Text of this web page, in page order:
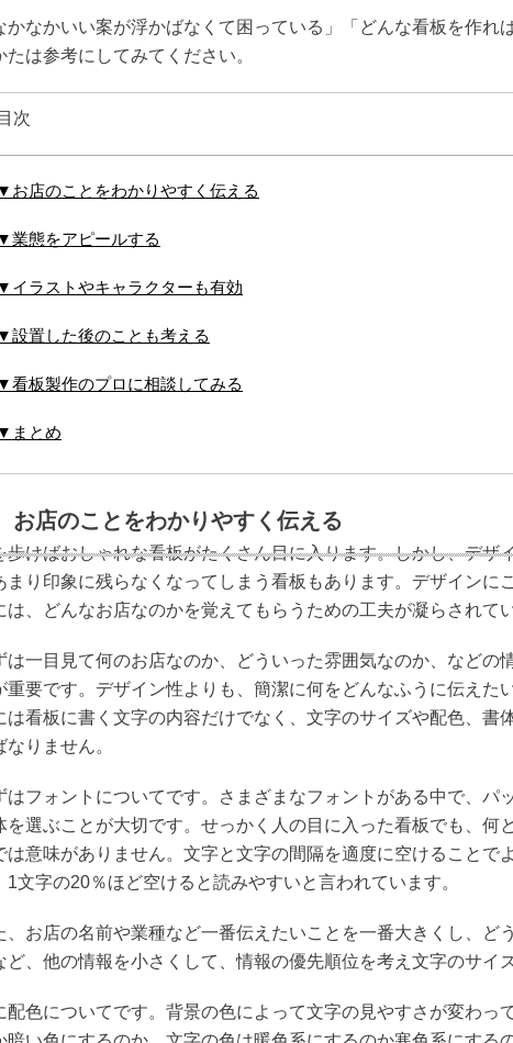
かなかいい案が浮かばなくて困っている」「どんな看板を作れ
たは参考にしてみてください。
目次
▼お店のことをわかりやすく伝える
▼業態をアピールする
▼イラストやキャラクターも有効
▼設置した後のことも考える
▼看板製作のプロに相談してみる
▼まとめ
お店のことをわかりやすく伝える
歩けばおしゃれな看板がたくさん目に入ります。しかし、デザ
まり印象に残らなくなってしまう看板もあります。デザインに
は、どんなお店なのかを覚えてもらうための工夫が凝らされて
は一目見て何のお店なのか、どういった雰囲気なのか、などの
重要です。デザイン性よりも、簡潔に何をどんなふうに伝えた
は看板に書く文字の内容だけでなく、文字のサイズや配色、書
なりません。
はフォントについてです。さまざまなフォントがある中で、パ
を選ぶことが大切です。せっかく人の目に入った看板でも、何
は意味がありません。文字と文字の間隔を適度に空けることで
1文字の20％ほど空けると読みやすいと言われています。
、お店の名前や業種など一番伝えたいことを一番大きくし、ど
ど、他の情報を小さくして、情報の優先順位を考え文字のサイ
配色についてです。背景の色によって文字の見やすさが変わっ